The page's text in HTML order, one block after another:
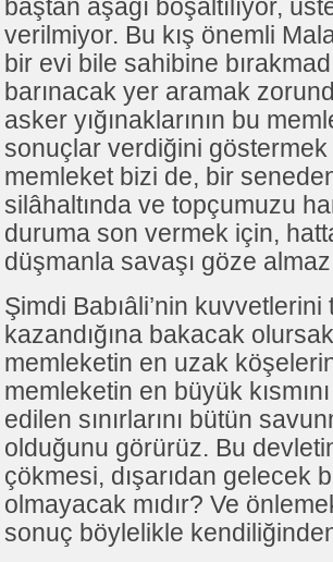
baştan aşağı boşaltılıyor,
verilmiyor. Bu kış önemli
bir evi bile sahibine
barınacak yer aramak
asker yığınaklarının bu
sonuçlar verdiğini
memleket bizi de, bir
silâhaltında ve topçumuzu
duruma son vermek için,
düşmanla savaşı göze almaz
Şimdi Babıâli’nin
kazandığına bakacak
memleketin en uzak
memleketin en büyük
edilen sınırlarını bütün
olduğunu görürüz. Bu
çökmesi, dışarıdan gelecek
olmayacak mıdır? Ve
sonuç böylelikle